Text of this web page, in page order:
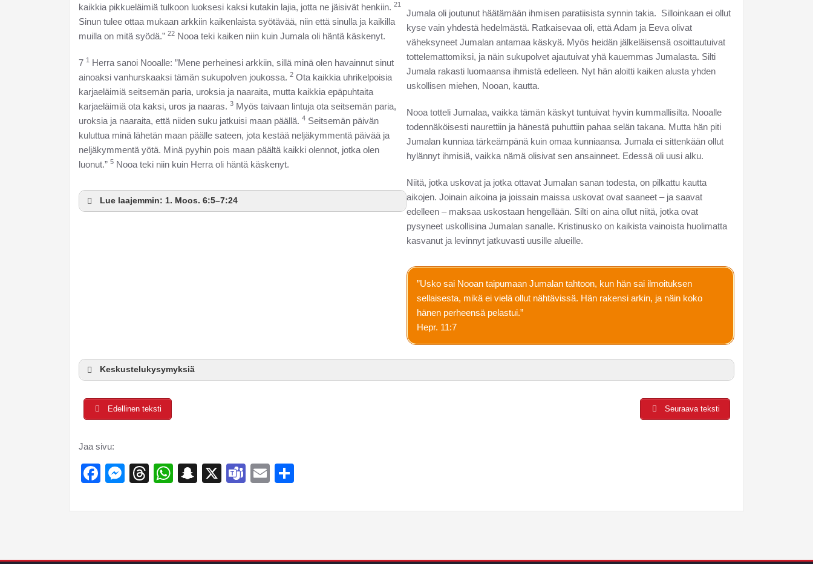
kaikkia pikkueläimiä tulkoon luoksesi kaksi kutakin lajia, jotta ne jäisivät henkiin. 21
Sinun tulee ottaa mukaan arkkiin kaikenlaista syötävää, niin että sinulla ja kaikilla
muilla on mitä syödä.” 22 Nooa teki kaiken niin kuin Jumala oli häntä käskenyt.
7 1
Herra sanoi Nooalle: ”Mene perheinesi arkkiin, sillä minä olen havainnut sinut
ainoaksi vanhurskaaksi tämän sukupolven joukossa. 2 Ota kaikkia uhrikelpoisia
karjaeläimiä seitsemän paria, uroksia ja naaraita, mutta kaikkia epäpuhtaita
karjaeläimiä ota kaksi, uros ja naaras. 3 Myös taivaan lintuja ota seitsemän paria,
uroksia ja naaraita, että niiden suku jatkuisi maan päällä. 4 Seitsemän päivän
kuluttua minä lähetän maan päälle sateen, jota kestää neljäkymmentä päivää ja
neljäkymmentä yötä. Minä pyyhin pois maan päältä kaikki olennot, jotka olen
luonut.” 5 Nooa teki niin kuin Herra oli häntä käskenyt.
Lue laajemmin: 1. Moos. 6:5–7:24
Jumala oli joutunut häätämään ihmisen paratiisista synnin takia. Silloinkaan ei ollut
kyse vain yhdestä hedelmästä. Ratkaisevaa oli, että Adam ja Eeva olivat
väheksyneet Jumalan antamaa käskyä. Myös heidän jälkeläisensä osoittautuivat
tottelemattomiksi, ja näin sukupolvet ajautuivat yhä kauemmas Jumalasta. Silti
Jumala rakasti luomaansa ihmistä edelleen. Nyt hän aloitti kaiken alusta yhden
uskollisen miehen, Nooan, kautta.
Nooa totteli Jumalaa, vaikka tämän käskyt tuntuivat hyvin kummallisilta. Nooalle
todennäköisesti naurettiin ja hänestä puhuttiin pahaa selän takana. Mutta hän piti
Jumalan kunniaa tärkeämpänä kuin omaa kunniaansa. Jumala ei sittenkään ollut
hylännyt ihmisiä, vaikka nämä olisivat sen ansainneet. Edessä oli uusi alku.
Niitä, jotka uskovat ja jotka ottavat Jumalan sanan todesta, on pilkattu kautta
aikojen. Joinain aikoina ja joissain maissa uskovat ovat saaneet – ja saavat
edelleen – maksaa uskostaan hengellään. Silti on aina ollut niitä, jotka ovat
pysyneet uskollisina Jumalan sanalle. Kristinusko on kaikista vainoista huolimatta
kasvanut ja levinnyt jatkuvasti uusille alueille.
”Usko sai Nooan taipumaan Jumalan tahtoon, kun hän sai ilmoituksen
sellaisesta, mikä ei vielä ollut nähtävissä. Hän rakensi arkin, ja näin koko
hänen perheensä pelastui.”
Hepr. 11:7
Keskustelukysymyksiä
Edellinen teksti Seuraava teksti
Jaa sivu:
Facebook
Messenger
Threads
WhatsApp
Snapchat
X TeamsEmail